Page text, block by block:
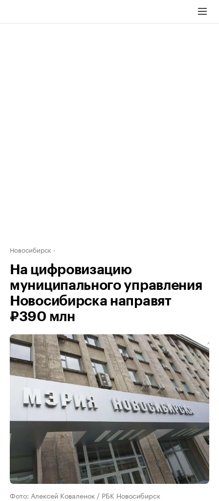
Новосибирск
На цифровизацию
муниципального управления
Новосибирска направят
₽390 млн
Фото: Алексей Коваленок / РБК Новосибирск